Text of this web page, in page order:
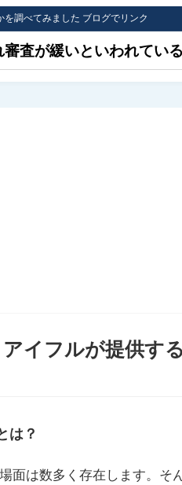
調べてみました ブログでリンク
査が緩いといわれている
アイフルが提供す
は？
面は数多く存在します。そ